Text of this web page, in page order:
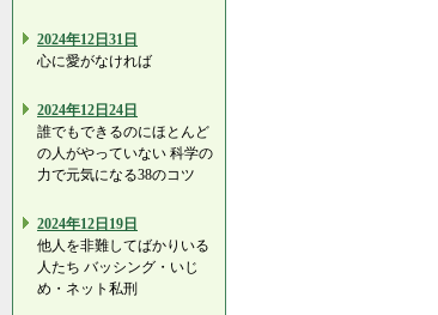
2024年12日31日
心に愛がなければ
2024年12日24日
誰でもできるのにほとんど
の人がやっていない 科学の
力で元気になる38のコツ
2024年12日19日
他人を非難してばかりいる
人たち バッシング・いじ
め・ネット私刑